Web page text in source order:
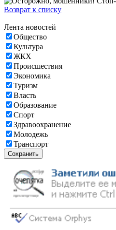
Возврат к списку
Лента новостей
Общество
Культура
ЖКХ
Происшествия
Экономика
Туризм
Власть
Образование
Спорт
Здравоохранение
Молодежь
Транспорт
Сохранить